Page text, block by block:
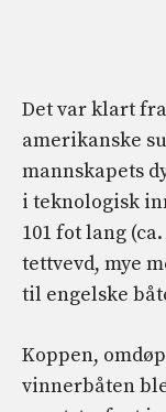
Det var klart
amerikanske
mannskapets
i teknologisk
101 fot lang
tettvevd, mye
til engelske
Koppen,
vinnerbåten